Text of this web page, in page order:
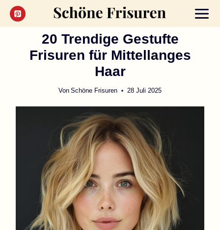
Zum
Inhalt
20 Trendige Gestufte
Frisuren für Mittellanges
Haar
Von Schöne Frisuren 28 Juli 2025